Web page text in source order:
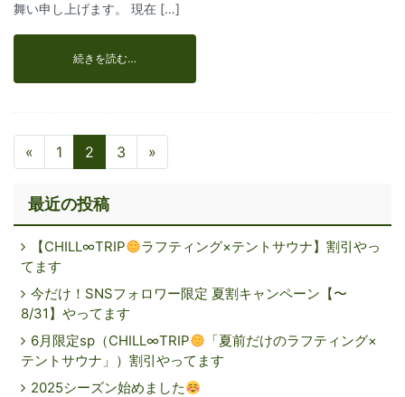
舞い申し上げます。 現在 […]
続きを読む…
« 1 2 3 »
最近の投稿
【CHILL∞TRIP
ラフティング×テントサウナ】割引やっ
てます
今だけ！SNSフォロワー限定 夏割キャンペーン【〜
8/31】やってます
6月限定sp（CHILL∞TRIP
「夏前だけのラフティング×
テントサウナ」）割引やってます
2025シーズン始めました